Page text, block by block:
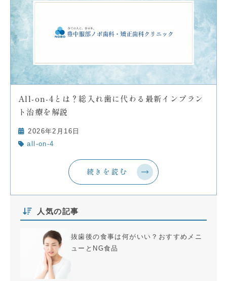
All-on-4とは？総入れ歯に代わる最新インプラン
ト治療を解説
2026年2月16日
all-on-4
続きを読む
人気の記事
抜歯後の食事は何がいい？おすすめメニ
ューとNG食品